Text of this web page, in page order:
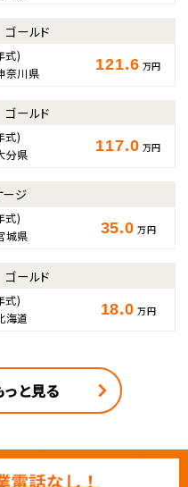
ゴールド
式)
奈川県 121.6 万円
ゴールド
式)
分県 117.0 万円
ージ
式)
城県 35.0 万円
ゴールド
式)
海道 18.0 万円
と見る